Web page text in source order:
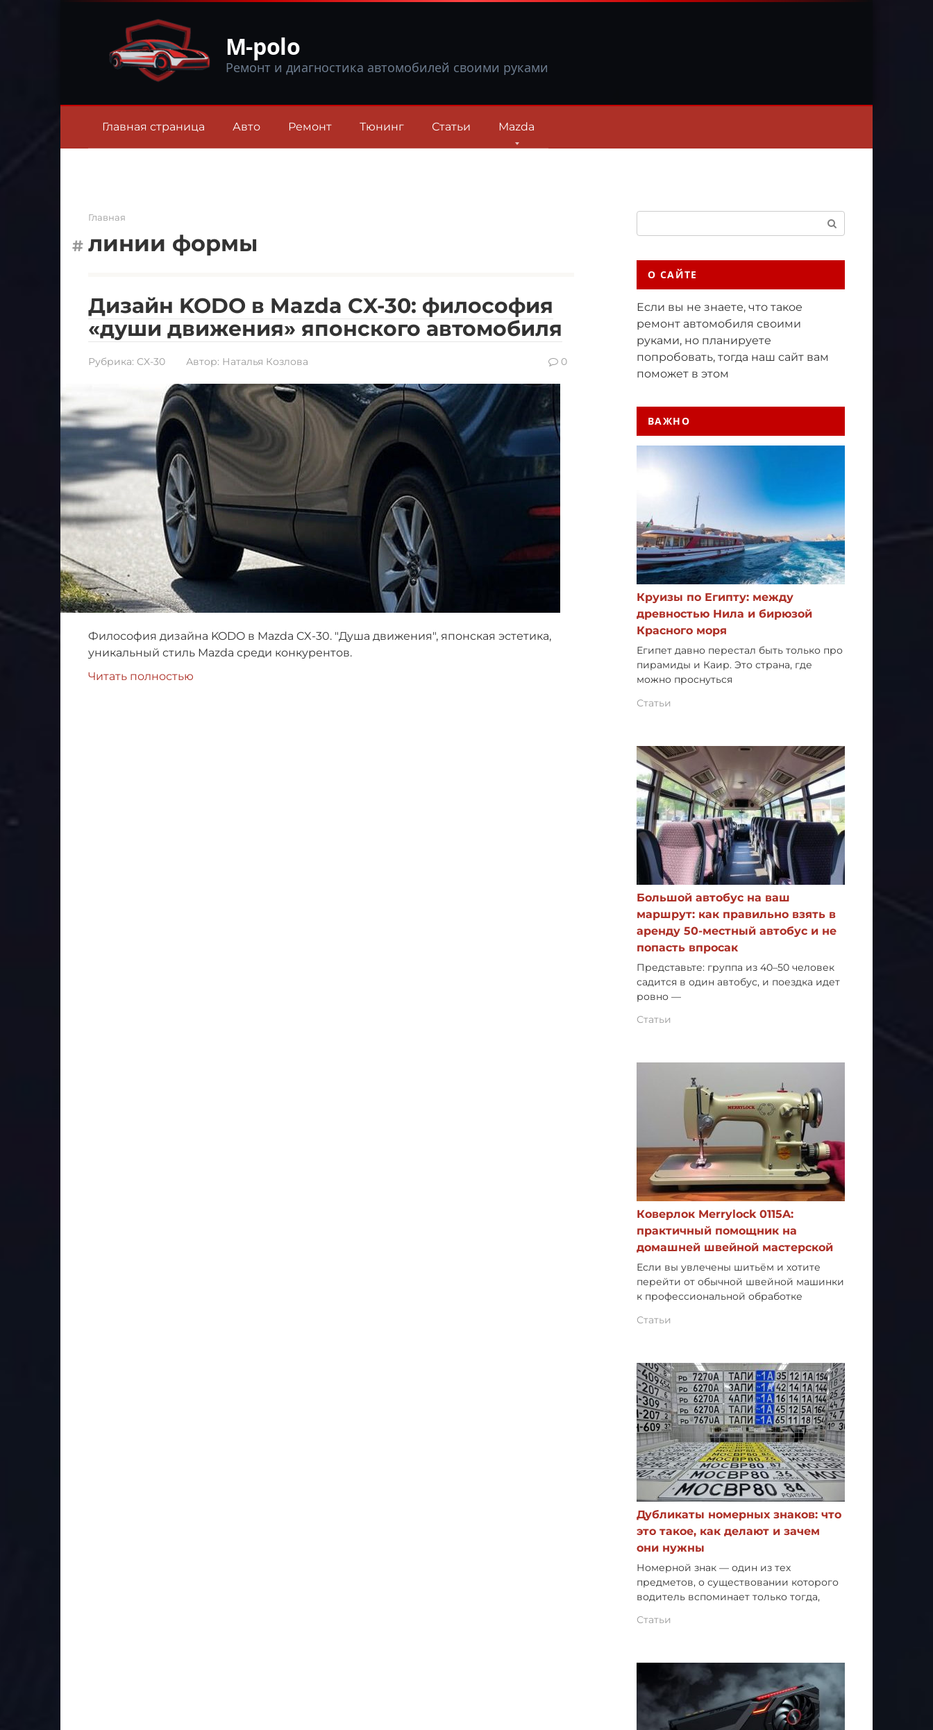
M-polo
Ремонт и диагностика автомобилей своими руками
Главная страница Авто Ремонт Тюнинг Статьи Mazda
Главная
линии формы
Дизайн KODO в Mazda CX-30: философия
«души движения» японского автомобиля
Рубрика: CX-30 Автор: Наталья Козлова 0
Философия дизайна KODO в Mazda CX-30. "Душа движения", японская эстетика,
уникальный стиль Mazda среди конкурентов.
Читать полностью
О САЙТЕ
Если вы не знаете, что такое
ремонт автомобиля своими
руками, но планируете
попробовать, тогда наш сайт вам
поможет в этом
ВАЖНО
Круизы по Египту: между
древностью Нила и бирюзой
Красного моря
Египет давно перестал быть только про
пирамиды и Каир. Это страна, где
можно проснуться
Статьи
Большой автобус на ваш
маршрут: как правильно взять в
аренду 50-местный автобус и не
попасть впросак
Представьте: группа из 40–50 человек
садится в один автобус, и поездка идет
ровно —
Статьи
Коверлок Merrylock 0115A:
практичный помощник на
домашней швейной мастерской
Если вы увлечены шитьём и хотите
перейти от обычной швейной машинки
к профессиональной обработке
Статьи
Дубликаты номерных знаков: что
это такое, как делают и зачем
они нужны
Номерной знак — один из тех
предметов, о существовании которого
водитель вспоминает только тогда,
Статьи